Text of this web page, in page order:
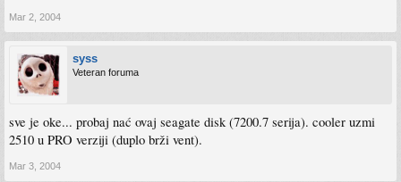
Mar 2, 2004
syss
Veteran foruma
sve je oke... probaj nać ovaj seagate disk (7200.7 serija). cooler uzmi
2510 u PRO verziji (duplo brži vent).
Mar 3, 2004